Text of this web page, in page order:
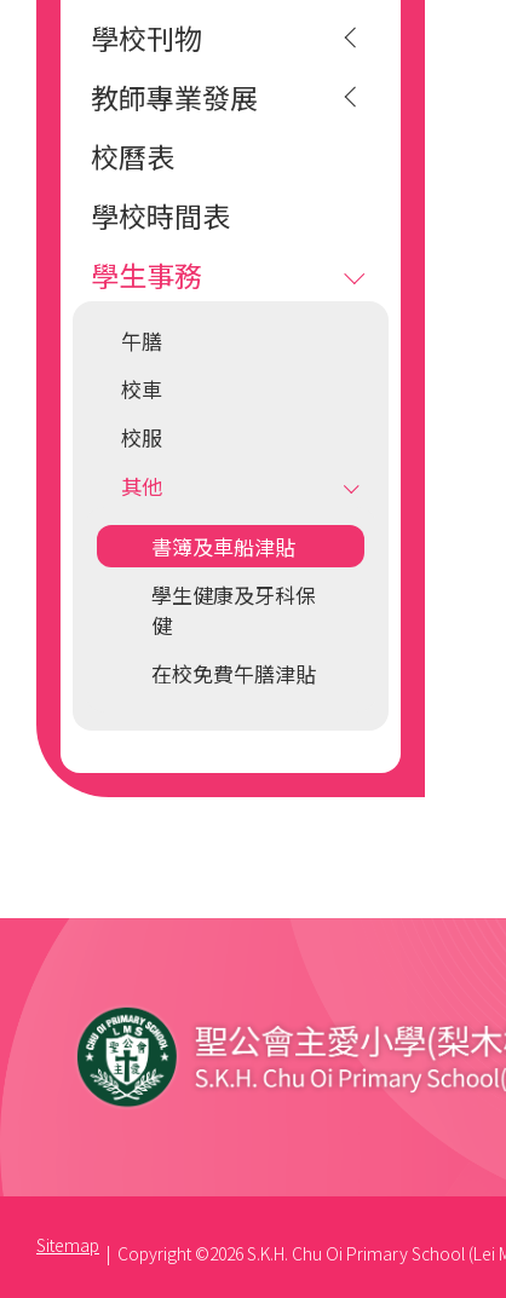
學校刊物
教師專業發展
校曆表
學校時間表
學生事務
午膳
校車
校服
其他
書簿及車船津貼
學生健康及牙科保
健
在校免費午膳津貼
Sitemap | Copyright ©2026 S.K.H. Chu Oi Primary School (Lei